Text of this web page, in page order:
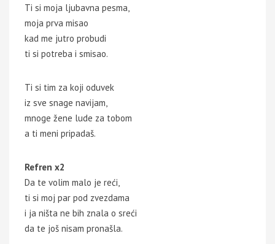
Ti si moja ljubavna pesma,
moja prva misao
kad me jutro probudi
ti si potreba i smisao.
Ti si tim za koji oduvek
iz sve snage navijam,
mnoge žene lude za tobom
a ti meni pripadaš.
Refren x2
Da te volim malo je reći,
ti si moj par pod zvezdama
i ja ništa ne bih znala o sreći
da te još nisam pronašla.